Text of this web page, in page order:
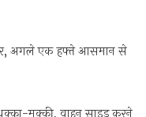
अगले एक हफ्ते आसमान से